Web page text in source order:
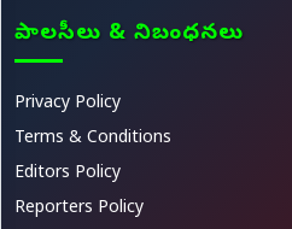
పాలసీలు & నిబంధనలు
Privacy Policy
Terms & Conditions
Editors Policy
Reporters Policy